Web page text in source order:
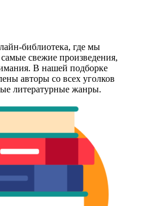
библиотека, где мы
свежие произведения,
В нашей подборке
авторы со всех уголков
литературные жанры.